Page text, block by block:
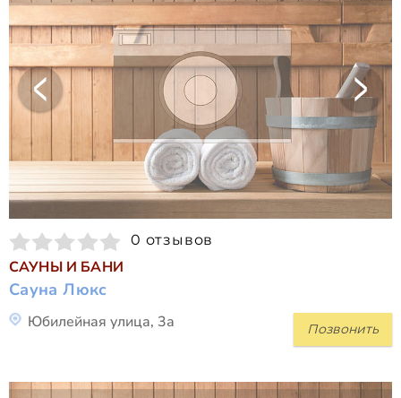
0 отзывов
САУНЫ И БАНИ
Сауна Люкс
Позвонить
Юбилейная улица, 3а